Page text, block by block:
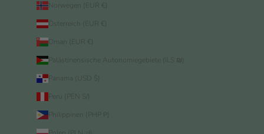
Norwegen (EUR €)
Österreich (EUR €)
Oman (EUR €)
Palästinensische Autonomiegebiete (ILS ₪)
Panama (USD $)
Peru (PEN S/)
Philippinen (PHP ₱)